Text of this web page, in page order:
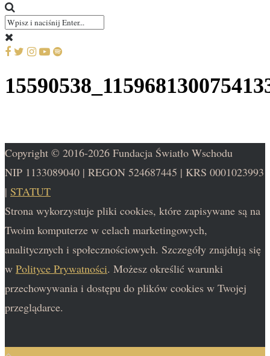
Copyright © 2016-2026 Fundacja Światło Wschodu
NIP 1133089040 | REGON 524687445 | KRS 0001023993
| STATUT
Strona wykorzystuje pliki cookies, które zapisywane są na
Twoim komputerze w celach marketingowych,
analitycznych i społecznościowych. Szczegóły znajdują się
w Polityce Prywatności. Możesz określić warunki
przechowywania i dostępu do plików cookies w Twojej
przeglądarce.